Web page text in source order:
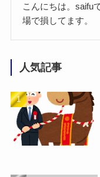
こんにちは。saifu
場で損してます。
人気記事